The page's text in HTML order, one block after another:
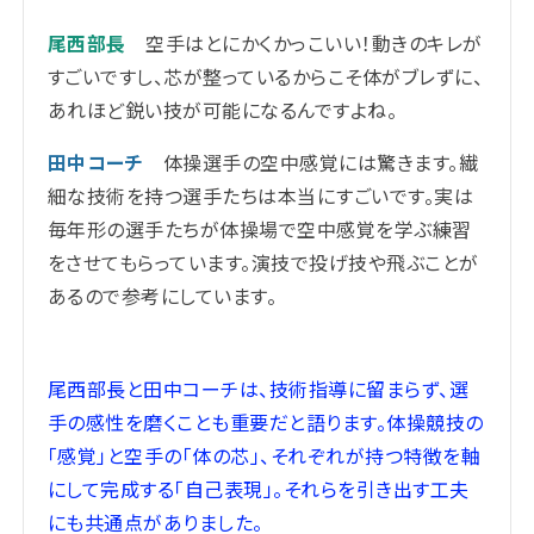
尾西部長
空手はとにかくかっこいい！動きのキレが
すごいですし、芯が整っているからこそ体がブレずに、
あれほど鋭い技が可能になるんですよね。
田中コーチ
体操選手の空中感覚には驚きます。繊
細な技術を持つ選手たちは本当にすごいです。実は
毎年形の選手たちが体操場で空中感覚を学ぶ練習
をさせてもらっています。演技で投げ技や飛ぶことが
あるので参考にしています。
尾西部長と田中コーチは、技術指導に留まらず、選
手の感性を磨くことも重要だと語ります。体操競技の
「感覚」と空手の「体の芯」、それぞれが持つ特徴を軸
にして完成する「自己表現」。それらを引き出す工夫
にも共通点がありました。